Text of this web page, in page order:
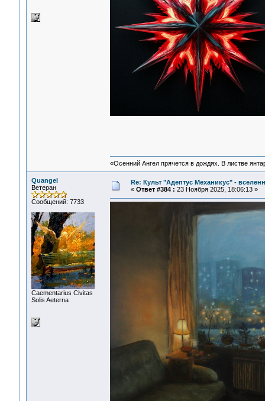
«Осенний Ангел прячется в дождях. В листве
Quangel
Ветеран
Сообщений: 7733
Сaementarius Civitas
Solis Aeterna
Re: Культ "Адептус Механикус" -
« Ответ #384 : 23 Ноября 2025, 18:06:13 »